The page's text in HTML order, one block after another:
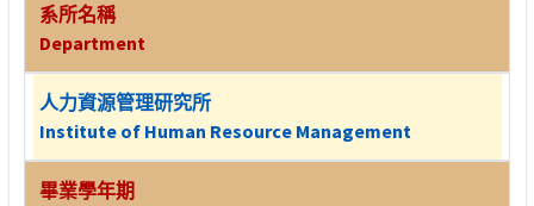
系所名稱
Department
人力資源管理研究所
Institute of Human Resource Management
畢業學年期